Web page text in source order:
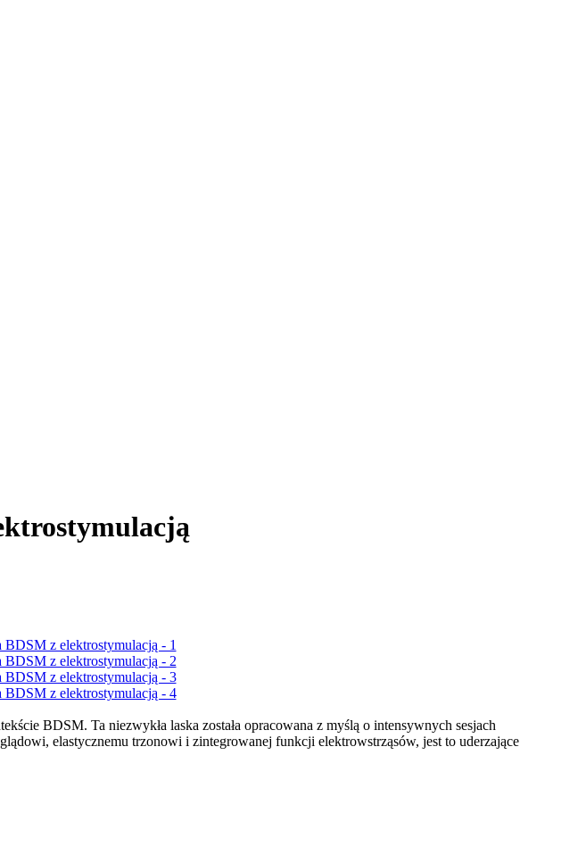
BDSM. Ta niezwykła laska została opracowana z myślą o intensywnych sesjach
elastycznemu trzonowi i zintegrowanej funkcji elektrowstrząsów, jest to uderzające